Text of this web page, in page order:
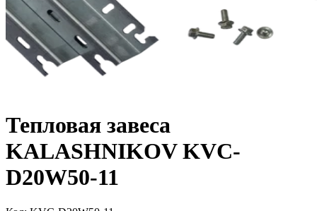
Тепловая завеса
KALASHNIKOV KVC-
D20W50-11